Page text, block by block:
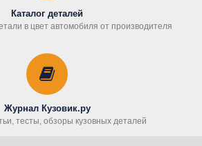
Каталог деталей
в цвет автомобиля от производителя
Журнал Кузовик.ру
тесты, обзоры кузовных деталей